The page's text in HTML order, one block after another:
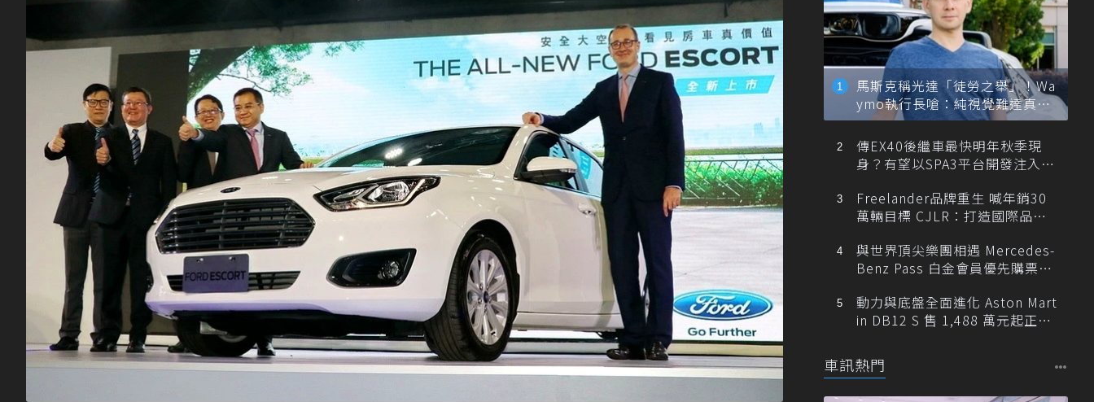
馬斯克稱光達「徒勞之舉」！Wa
ymo執行長嗆：純視覺難達真正
自動駕駛
傳EX40後繼車最快明年秋季現
身？有望以SPA3平台開發注入80
Freelander品牌重生 喊年銷30
萬輛目標 CJLR：打造國際品牌
與世界頂尖樂團相遇 Mercedes-
Benz Pass 白金會員優先購票維
動力與底盤全面進化 Aston Mart
in DB12 S 售 1,488 萬元起正式
車訊熱門